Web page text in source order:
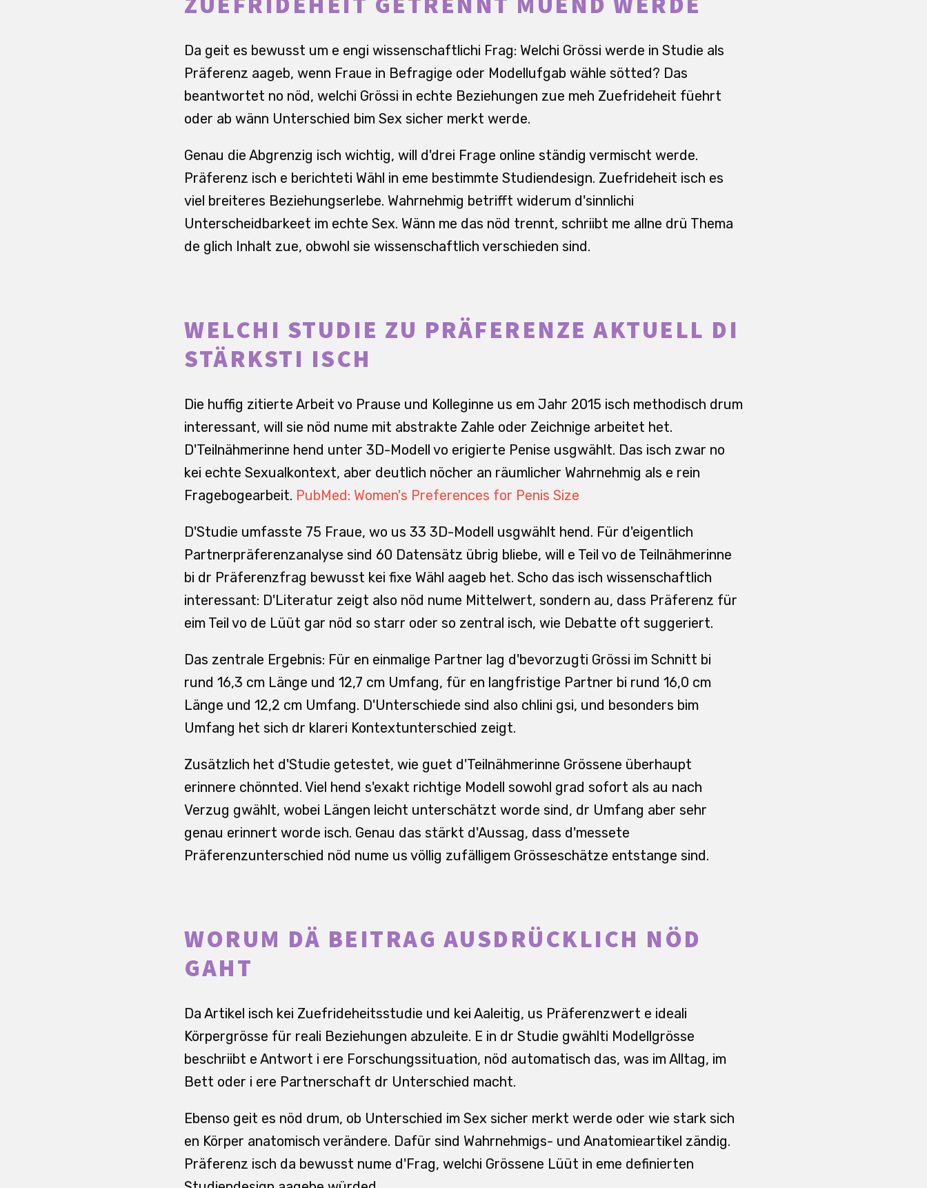
Da geit es bewusst um e engi wissenschaftlichi Frag: Welchi Grössi werde in Studie als
Präferenz aageb, wenn Fraue in Befragige oder Modellufgab wähle sötted? Das
beantwortet no nöd, welchi Grössi in echte Beziehungen zue meh Zuefrideheit füehrt
oder ab wänn Unterschied bim Sex sicher merkt werde.
Genau die Abgrenzig isch wichtig, will d'drei Frage online ständig vermischt werde.
Präferenz isch e berichteti Wähl in eme bestimmte Studiendesign. Zuefrideheit isch es
viel breiteres Beziehungserlebe. Wahrnehmig betrifft widerum d'sinnlichi
Unterscheidbarkeet im echte Sex. Wänn me das nöd trennt, schriibt me allne drü Thema
de glich Inhalt zue, obwohl sie wissenschaftlich verschieden sind.
WELCHI STUDIE ZU PRÄFERENZE AKTUELL DI
STÄRKSTI ISCH
Die huffig zitierte Arbeit vo Prause und Kolleginne us em Jahr 2015 isch methodisch drum
interessant, will sie nöd nume mit abstrakte Zahle oder Zeichnige arbeitet het.
D'Teilnähmerinne hend unter 3D-Modell vo erigierte Penise usgwählt. Das isch zwar no
kei echte Sexualkontext, aber deutlich nöcher an räumlicher Wahrnehmig als e rein
Fragebogearbeit. PubMed: Women's Preferences for Penis Size
D'Studie umfasste 75 Fraue, wo us 33 3D-Modell usgwählt hend. Für d'eigentlich
Partnerpräferenzanalyse sind 60 Datensätz übrig bliebe, will e Teil vo de Teilnähmerinne
bi dr Präferenzfrag bewusst kei fixe Wähl aageb het. Scho das isch wissenschaftlich
interessant: D'Literatur zeigt also nöd nume Mittelwert, sondern au, dass Präferenz für
eim Teil vo de Lüüt gar nöd so starr oder so zentral isch, wie Debatte oft suggeriert.
Das zentrale Ergebnis: Für en einmalige Partner lag d'bevorzugti Grössi im Schnitt bi
rund 16,3 cm Länge und 12,7 cm Umfang, für en langfristige Partner bi rund 16,0 cm
Länge und 12,2 cm Umfang. D'Unterschiede sind also chlini gsi, und besonders bim
Umfang het sich dr klareri Kontextunterschied zeigt.
Zusätzlich het d'Studie getestet, wie guet d'Teilnähmerinne Grössene überhaupt
erinnere chönnted. Viel hend s'exakt richtige Modell sowohl grad sofort als au nach
Verzug gwählt, wobei Längen leicht unterschätzt worde sind, dr Umfang aber sehr
genau erinnert worde isch. Genau das stärkt d'Aussag, dass d'messete
Präferenzunterschied nöd nume us völlig zufälligem Grösseschätze entstange sind.
WORUM DÄ BEITRAG AUSDRÜCKLICH NÖD
GAHT
Da Artikel isch kei Zuefrideheitsstudie und kei Aaleitig, us Präferenzwert e ideali
Körpergrösse für reali Beziehungen abzuleite. E in dr Studie gwählti Modellgrösse
beschriibt e Antwort i ere Forschungssituation, nöd automatisch das, was im Alltag, im
Bett oder i ere Partnerschaft dr Unterschied macht.
Ebenso geit es nöd drum, ob Unterschied im Sex sicher merkt werde oder wie stark sich
en Körper anatomisch verändere. Dafür sind Wahrnehmigs- und Anatomieartikel zändig.
Präferenz isch da bewusst nume d'Frag, welchi Grössene Lüüt in eme definierten